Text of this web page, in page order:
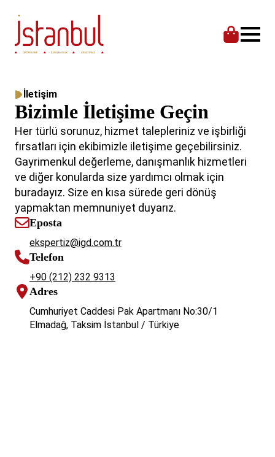
İletişim
Bizimle İletişime Geçin
Her türlü sorunuz, hizmet talepleriniz ve işbirliği
fırsatları için ekibimizle iletişime geçebilirsiniz.
Gayrimenkul değerleme, danışmanlık hizmetleri
ve diğer konularda size yardımcı olmak için
buradayız. Size en kısa sürede geri dönüş
yapmaktan memnuniyet duyarız.
Eposta
ekspertiz@igd.com.tr
Telefon
+90 (212) 232 9313
Adres
Cumhuriyet Caddesi Pak Apartmanı No:30/1
Elmadağ, Taksim İstanbul / Türkiye